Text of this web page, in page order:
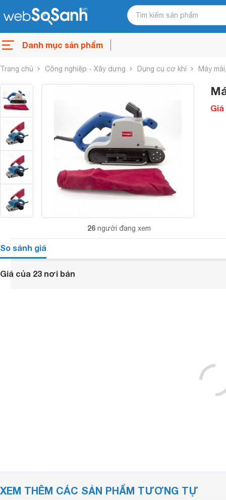
Danh mục sản phẩm
Trang chủ Công nghiệp - Xây dựng Dụng cụ cơ khí Máy
26 người đang xem
Giá
So sánh giá
Giá của 23 nơi bán
XEM THÊM CÁC SẢN PHẨM TƯƠNG TỰ